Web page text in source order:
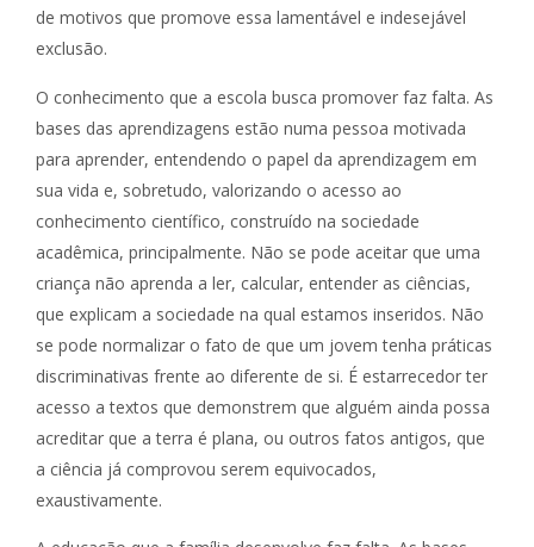
de motivos que promove essa lamentável e indesejável
exclusão.
O conhecimento que a escola busca promover faz falta. As
bases das aprendizagens estão numa pessoa motivada
para aprender, entendendo o papel da aprendizagem em
sua vida e, sobretudo, valorizando o acesso ao
conhecimento científico, construído na sociedade
acadêmica, principalmente. Não se pode aceitar que uma
criança não aprenda a ler, calcular, entender as ciências,
que explicam a sociedade na qual estamos inseridos. Não
se pode normalizar o fato de que um jovem tenha práticas
discriminativas frente ao diferente de si. É estarrecedor ter
acesso a textos que demonstrem que alguém ainda possa
acreditar que a terra é plana, ou outros fatos antigos, que
a ciência já comprovou serem equivocados,
exaustivamente.